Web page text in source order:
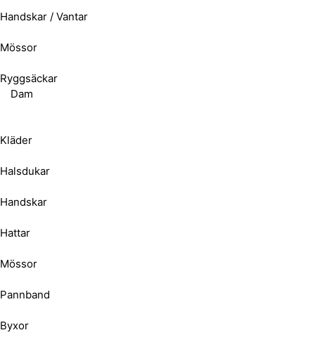
Handskar / Vantar
Mössor
Ryggsäckar
Dam
Kläder
Halsdukar
Handskar
Hattar
Mössor
Pannband
Byxor